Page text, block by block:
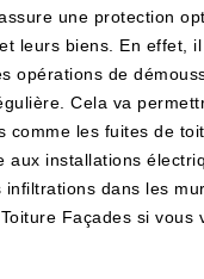
une protection
leurs biens. En effet,
opérations de
Cela va
comme les fuites de
aux installations
infiltrations dans les
Façades si vous